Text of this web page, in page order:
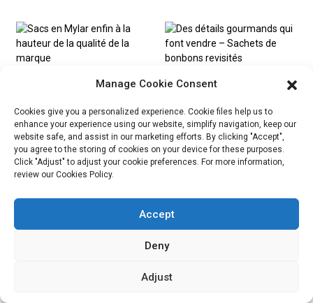
enfin à la
hauteur de la
qualité de la
marque
gourmands qui
font vendre –
Sachets de
bonbons
la profondeur
luxueuse
Manage Cookie Consent
Cookies give you a personalized experience. Cookie files help us to
enhance your experience using our website, simplify navigation, keep our
website safe, and assist in our marketing efforts. By clicking "Accept",
you agree to the storing of cookies on your device for these purposes.
Click "Adjust" to adjust your cookie preferences. For more information,
review our Cookies Policy.
Accept
Deny
Adjust